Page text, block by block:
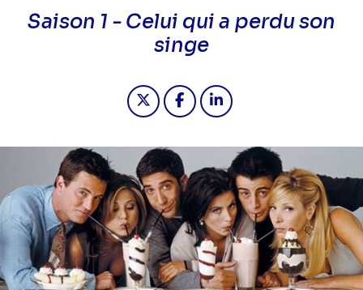
Saison 1 -Celui qui a perdu son
singe
Partager "2025-03-22 16:50 -
Partager "2025-03-22 16:50